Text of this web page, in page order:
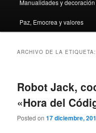
Manualidades y
Paz, Emocrea y valores
ARCHIVO DE LA
Robot Jack,
«Hora del
Posted on17 diciembre,